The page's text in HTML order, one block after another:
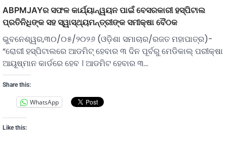
ABPMJAYର ସଫଳ କାର୍ଯ୍ୟାନ୍ୱୟନ ପାଇଁ ବେସରକାରୀ ହସ୍ପିଟାଲ
ପ୍ରତିନିଧିଙ୍କ ସହ ସ୍ୱାସ୍ଥ୍ୟମନ୍ତ୍ରୀଙ୍କ ସମୀକ୍ଷା ବୈଠକ
ଭୁବନେଶ୍ୱର,୩୦/୦୫/୨୦୨୬ (ଓଡ଼ିଶା ସମାଚାର/ରଜତ ମହାପାତ୍ର)-
“ରୋଗୀ ହସ୍ପିଟାଲରେ ଆଡମିଟ୍‌ ହେବାର ୩ ଦିନ ପୂର୍ବରୁ ମେଡିକାଲ୍‌ ପରୀକ୍ଷା
ଆୟୂଷ୍ମାନ କାର୍ଡରେ ହେବ । ଆଡମିଟ ହେବାର ୩…
Share this:
WhatsApp
Like this: